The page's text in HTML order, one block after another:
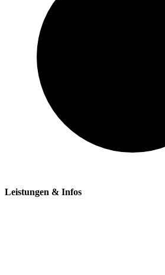
Leistungen & Infos